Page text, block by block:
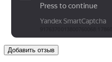
Добавить отзыв